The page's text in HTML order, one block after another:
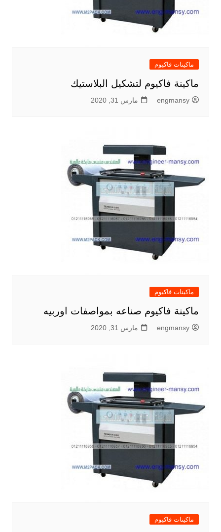
ماكينات فاكيوم
ماكينة فاكيوم لتشكيل البلاستيك
engmansy مارس 31, 2020
ماكينات فاكيوم
ماكينة فاكيوم صناعه بمواصفات اوربيه
engmansy مارس 31, 2020
ماكينات فاكيوم